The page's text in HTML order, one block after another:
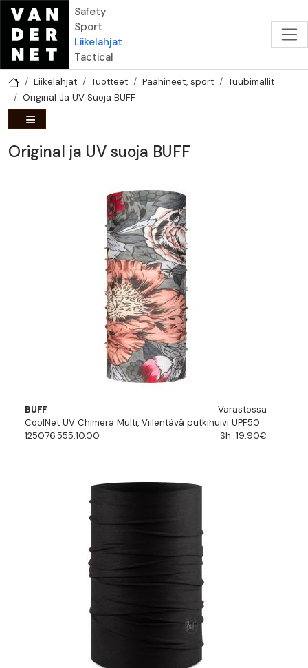
Hyppää pääsisältöön
Safety
Sport
Liikelahjat
Tactical
Liikelahjat Tuotteet Päähineet, sport
Tuubimallit
Original Ja UV Suoja BUFF
Original ja UV suoja BUFF
BUFF
Varastossa
CoolNet UV Chimera Multi, Viilentävä putkihuivi UPF50
125076.555.10.00
Sh. 19.90€